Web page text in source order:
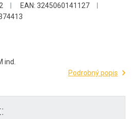
EAN: 3245060141127
ind.
Podrobný popis